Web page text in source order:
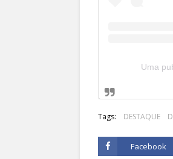
Uma
Tags: DESTAQUE
Facebook